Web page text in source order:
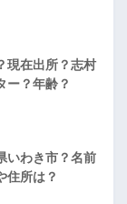
現在出所？志村
ー？年齢？
いわき市？名前
住所は？